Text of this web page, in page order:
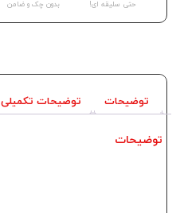
حتی سلیقه ای! بدون چک و ضامن
توضیحات توضیحات تکمیلی
توضیحات